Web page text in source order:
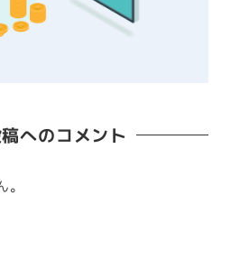
へのコメント